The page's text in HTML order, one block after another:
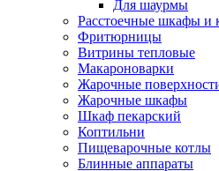
Для шаурмы
Расстоечные шкафы и
Фритюрницы
Витрины тепловые
Макароноварки
Жарочные
Жарочные шкафы
Шкаф пекарский
Коптильни
Пищеварочные котлы
Блинные аппараты